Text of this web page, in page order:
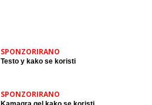
SPONZORIRANO
Testo y kako se koristi
SPONZORIRANO